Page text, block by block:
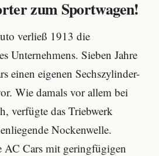
zum Sportwagen!
verließ 1913 die
Unternehmens. Sieben Jahre
einen eigenen Sechszylinder-
Wie damals vor allem bei
verfügte das Triebwerk
Nockenwelle.
AC Cars mit geringfügigen